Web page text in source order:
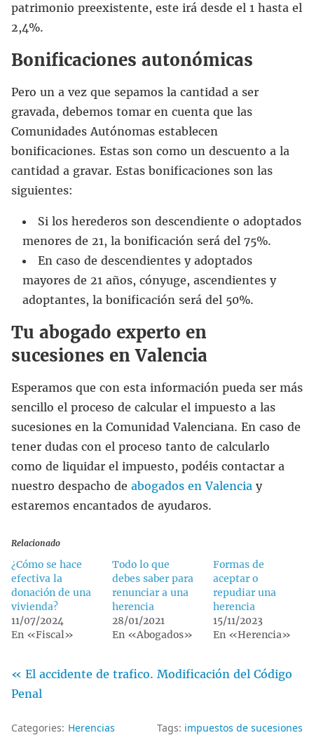
patrimonio preexistente, este irá desde el 1 hasta el
2,4%.
Bonificaciones autonómicas
Pero un a vez que sepamos la cantidad a ser
gravada, debemos tomar en cuenta que las
Comunidades Autónomas establecen
bonificaciones. Estas son como un descuento a la
cantidad a gravar. Estas bonificaciones son las
siguientes:
Si los herederos son descendiente o adoptados
menores de 21, la bonificación será del 75%.
En caso de descendientes y adoptados
mayores de 21 años, cónyuge, ascendientes y
adoptantes, la bonificación será del 50%.
Tu abogado experto en
sucesiones en Valencia
Esperamos que con esta información pueda ser más
sencillo el proceso de calcular el impuesto a las
sucesiones en la Comunidad Valenciana. En caso de
tener dudas con el proceso tanto de calcularlo
como de liquidar el impuesto, podéis contactar a
nuestro despacho de abogados en Valencia y
estaremos encantados de ayudaros.
Relacionado
¿Cómo se hace
efectiva la
donación de una
vivienda?
11/07/2024
En «Fiscal»
Todo lo que
debes saber para
renunciar a una
herencia
28/01/2021
En «Abogados»
Formas de
aceptar o
repudiar una
herencia
15/11/2023
En «Herencia»
« El accidente de trafico. Modificación del Código
Penal
Categories: Herencias Tags: impuestos de sucesiones